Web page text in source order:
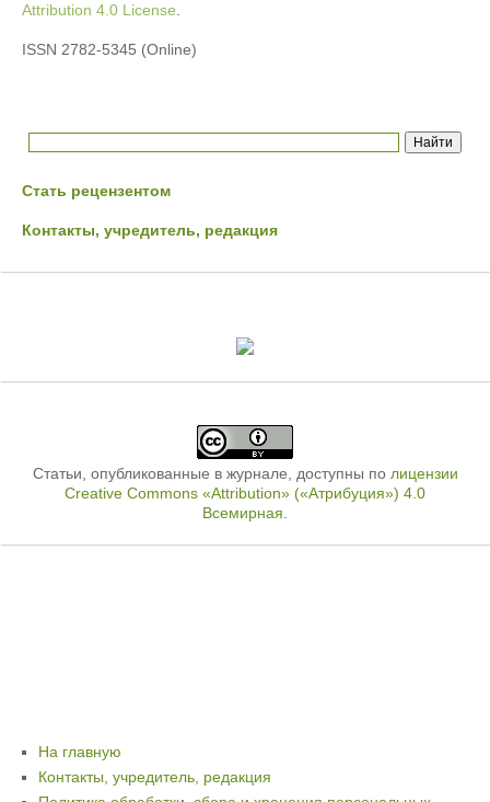
Attribution 4.0 License
ISSN 2782-5345 (Online)
Стать рецензентом
Контакты, учредитель, редакция
Статьи, опубликованные в журнале, доступны по лицензии
Creative Commons «Attribution» («Атрибуция») 4.0
Всемирная
На главную
Контакты, учредитель, редакция